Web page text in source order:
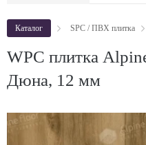
Каталог SPC / ПВХ плитка
WPC плитка
Дюна, 12 мм